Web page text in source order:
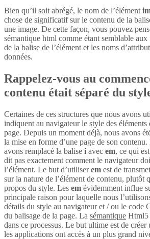
Bien qu’il soit abrégé, le nom de l’élément
chose de significatif sur le contenu de la
une image. De cette façon, vous pouvez
sémantique html comme étant semblable
de la balise de l’élément et les noms
données.
Rappelez-vous au
contenu était séparé du
Certaines de ces structures que nous avons
indiquent au navigateur le style des éléments
page. Depuis un moment déjà, nous avons
la mise en forme d’une page de son
avons remplacé la balise i avec em, ce qui
dit pas exactement comment le navigateur
l’élément. Le but d’utiliserem est de
sur la nature de l’élément de contenu, plutôt
propos du style. Les em évidemment influe
principale raison pour laquelle nous
détails du style au navigateur et / ou le code
du balisage de la page. La sémantique Html5
dans ce processus. Le but ultime est de créer
les applications ont accès à un plus grand